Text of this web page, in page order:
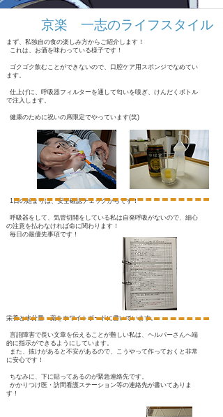
​京楽 一志のライフスタイル
まず、私独自の食の楽しみ方からご紹介します！
これは、お酒を味わっている様子です！
ゴクゴク飲むことができないので、口腔ケア用スポンジでなめてい
ます。
仕上げに、呼吸器フィルターを通して匂いを嗅ぎ、けんだくボトル
で注入します。
健康のために祝いの席限定でやっています(笑)
1日の始まりは、安全確認チェックからです！
呼吸器をして、気管切開をしている私は自発呼吸がないので、細心
の注意を払わなければ命に関わります！
毎日の最優先事項です！
栄養と水分量・薬をホワイトボードに書いています。
言語障害で長い文章を伝えることが難しい私は、ヘルパーさんへ端
的に指示ができるようにしています。
また、抜けがあると不安があるので、こうやって作っておくと非常
に安心です！
ちなみに、下に貼ってあるのが緊急連絡先です。
かかりつけ医・訪問看護ステーション等の連絡先が書いてありま
す！